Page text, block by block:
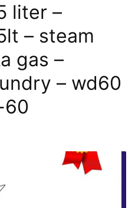
liter –
– steam
gas –
– wd60
60